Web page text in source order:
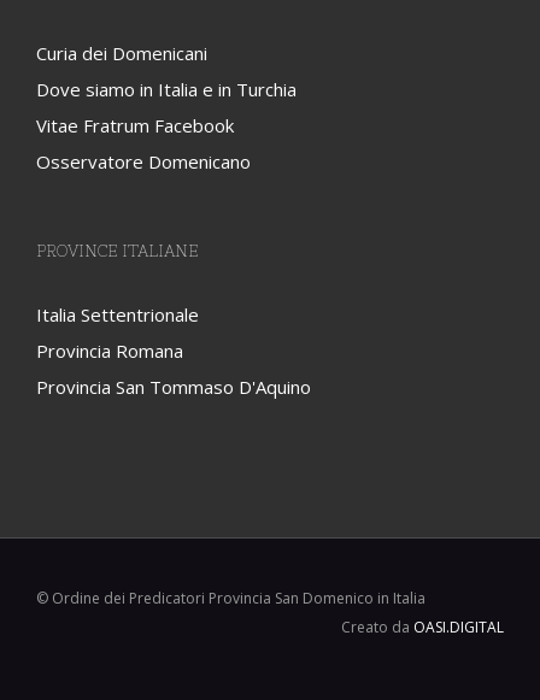
Curia dei Domenicani
Dove siamo in Italia e in Turchia
Vitae Fratrum Facebook
Osservatore Domenicano
PROVINCE ITALIANE
Italia Settentrionale
Provincia Romana
Provincia San Tommaso D'Aquino
© Ordine dei Predicatori Provincia San Domenico in Italia
Creato da OASI.DIGITAL